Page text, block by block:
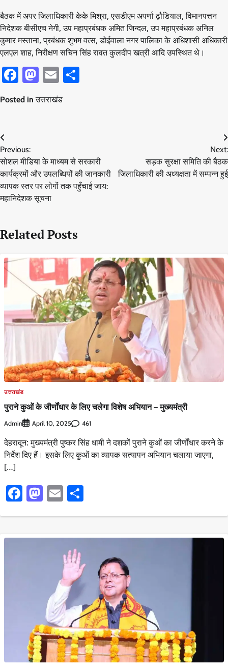
बैठक में अपर जिलाधिकारी केके मिश्रा, एसडीएम अपर्णा ढ़ौडियाल, विमानपत्तन
निदेशक बीसीएच नेगी, उप महाप्रबंधक अमित जिन्दल, उप महाप्रबंधक अनिल
कुमार मस्ताना, प्रबंधक शुभम वत्स, डोईवाला नगर पालिका के अधिशासी अधिकारी
एलएल शाह, निरीक्षण सचिन सिंह रावत कुलदीप खत्री आदि उपस्थित थे।
Facebook
Mastodon
Email
Posted inउत्तराखंड
Post
navigation
Previous:
सोशल मीडिया के माध्यम से सरकारी
कार्यक्रमों और उपलब्धियों की जानकारी
व्यापक स्तर पर लोगों तक पहुँचाई जाय:
महानिदेशक सूचना
Next:
सड़क सुरक्षा समिति की बैठक
जिलाधिकारी की अध्यक्षता में सम्पन्न हुई
Related Posts
उत्तराखंड
पुराने कुओं के जीर्णोंधार के लिए चलेगा विशेष अभियान – मुख्यमंत्री
Admin April 10, 2025 461
देहरादून: मुख्यमंत्री पुष्कर सिंह धामी ने दशकों पुराने कुओं का जीर्णोंधार करने के
निर्देश दिए हैं। इसके लिए कुओं का व्यापक सत्यापन अभियान चलाया जाएगा,
[…]
Facebook
Mastodon
Email